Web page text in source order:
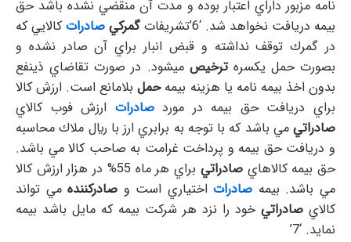
نامه مزبور داراي اعتبار بوده و مدت آن منقضي نشده باشد حق
بيمه دريافت نخواهد شد. ‘6’تشريفات
گمركيصادراتكالايي كه
در گمرك توقف نداشته و قبض انبار براي آن صادر نشده و
بصورت حمل يكسرهترخيص ميشود. در صورت تقاضاي ذينفع
بدون اخذ بيمه نامه يا هزينه بيمهحملبلامانع است. ارزش كالا
براي دريافت حق بيمه در موردصادرات ارزش فوب كالاي
صادراتيمي باشد كه با توجه به برابري ارز با ريال ملاك محاسبه
و دريافت حق بيمه و پرداخت غرامت به صاحب كالا مي باشد.
حق بيمه كالاهايصادراتي
براي هر ماه 55% در هزار ارزش كالا
مي باشد. بيمه صادراتاختياري است و صادركنندهمي تواند
كالاي صادراتي خود را نزد هر شركت بيمه كه مايل باشد بيمه
نمايد. ‘7’